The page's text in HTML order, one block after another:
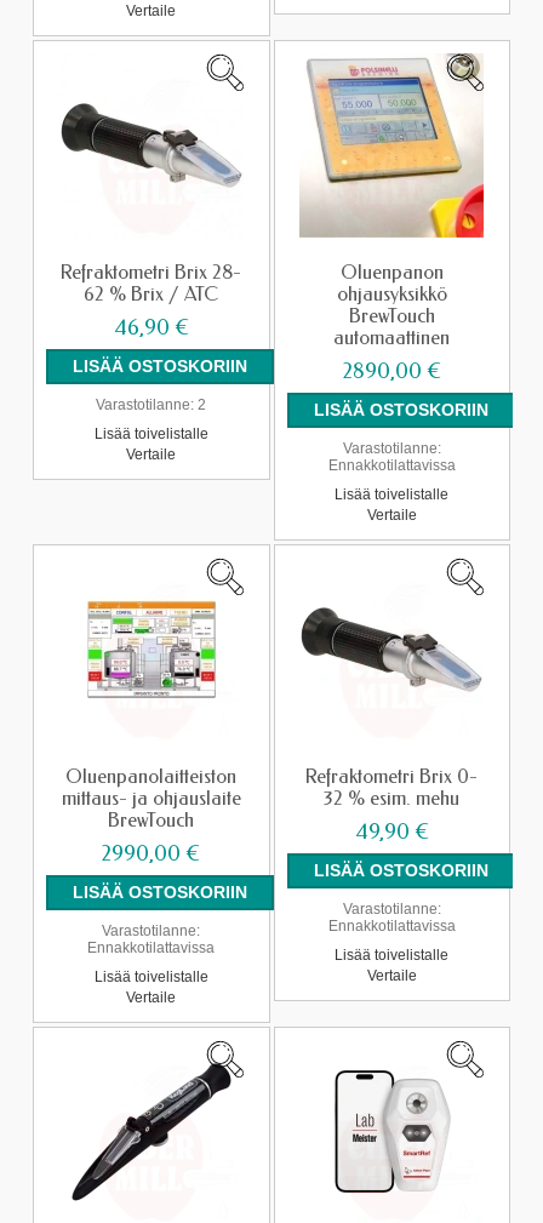
Vertaile
Refraktometri Brix 28-
62 % Brix / ATC
46,90 €
Varastotilanne: 2
Lisää toivelistalle
Vertaile
Oluenpanon
ohjausyksikkö
BrewTouch
automaattinen
2890,00 €
Varastotilanne:
Ennakkotilattavissa
Lisää toivelistalle
Vertaile
Oluenpanolaitteiston
mittaus- ja ohjauslaite
BrewTouch
2990,00 €
Varastotilanne:
Ennakkotilattavissa
Lisää toivelistalle
Vertaile
Refraktometri Brix 0-
32 % esim. mehu
49,90 €
Varastotilanne:
Ennakkotilattavissa
Lisää toivelistalle
Vertaile